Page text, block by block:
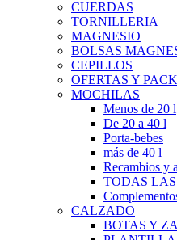
CUERDAS
TORNILLERIA
MAGNESIO
BOLSAS
CEPILLOS
OFERTAS Y
MOCHILAS
Menos de 20 l
De 20 a 40 l
Porta-bebes
más de 40 l
Recambios y
TODAS
CALZADO
BOTAS Y